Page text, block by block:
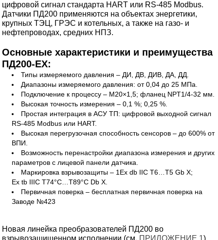
цифровой сигнал стандарта HART или RS-485 Modbus.
Датчики ПД200 применяются на объектах энергетики,
крупных ТЭЦ, ГРЭС и котельных, а также на газо- и
нефтепроводах, средних НПЗ.
Основные характеристики и преимущества
ПД200-ЕХ:
Типы измеряемого давления – ДИ, ДВ, ДИВ, ДА, ДД.
Диапазоны измеряемого давления: от 0,04 до 25 МПа.
Подключение к процессу – M20×1,5; фланец NPT1/4-32 мм.
Высокая точность измерения – 0,1 %; 0,25 %.
Простая интеграция в АСУ ТП: цифровой выходной сигнал
RS-485 Modbus или HART.
Высокая перегрузочная способность сенсоров – до 600% от
ВПИ.
Возможность перенастройки диапазона измерения и других
параметров с лицевой панели датчика.
Маркировка взрывозащиты – 1Ex db IIC T6…T5 Gb X;
Ex tb IIIC T74°C…T89°C Db X.
Первичная поверка – бесплатная первичная поверка на
Заводе №423
Новая линейка преобразователей ПД200 во
взрывозащищенном исполнении (см. ПРИЛОЖЕНИЕ 1)